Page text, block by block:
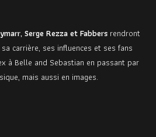
Serge Rezza et Fabbers rendront
carrière, ses influences et ses fans
à Belle and Sebastian en passant par
mais aussi en images.